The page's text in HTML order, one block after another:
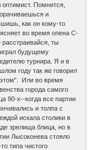
оптимист. Помнится,
и
как он кому-то
во время опена С-
расстраивайся, ты
будущему
турнира. Я и в
году так же говорил
Или во время
города самого
90-х--когда все партии
и толпа с
искала столики в
зрелища блица, но в
Лысоконева стояло
типа чистого